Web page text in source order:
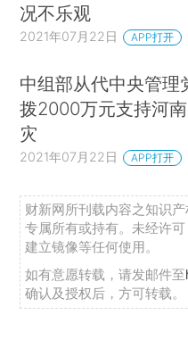
况不乐观
2021年07月22日 APP打开
中组部从代中央管理
拨2000万元支持河
灾
2021年07月22日 APP打开
财新网所刊载内容之知识
专属所有或持有。未经许
建立镜像等任何使用。
如有意愿转载，请发邮件至
确认及授权后，方可转载。